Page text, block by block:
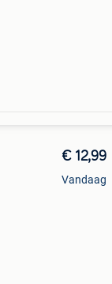
€ 12,99
Vandaag